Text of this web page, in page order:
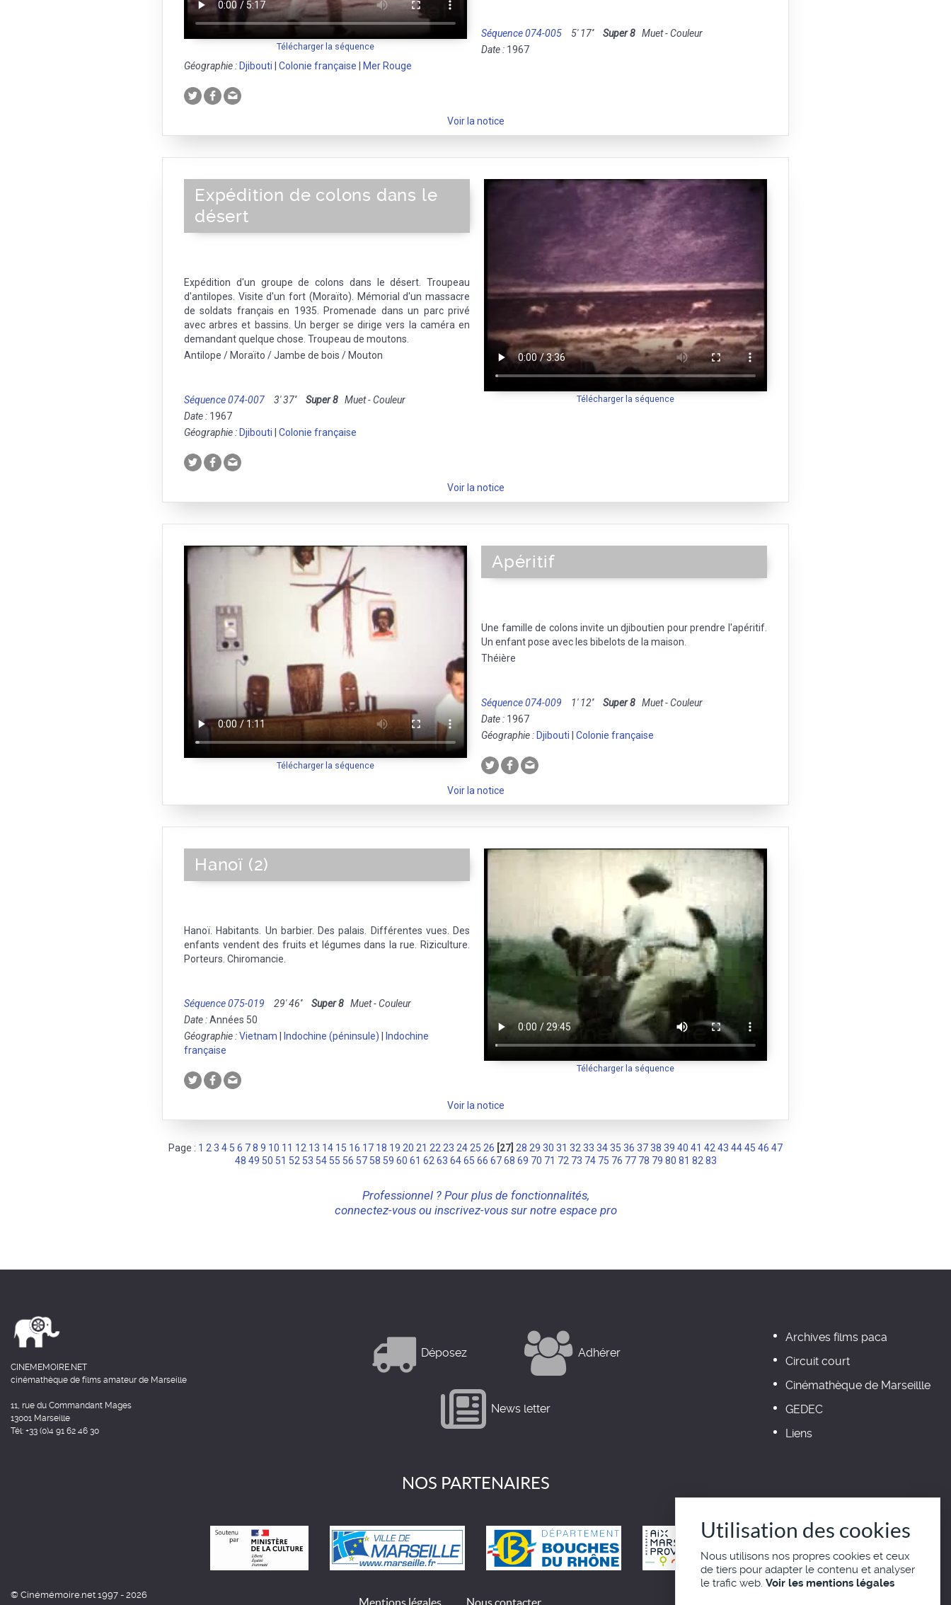
Télécharger la séquence
Séquence 074-005 5' 17'' Super 8 Muet - Couleur
Date : 1967
Géographie : Djibouti Colonie française Mer Rouge
Voir la notice
Télécharger la séquence
Expédition de colons dans le
désert
Expédition d'un groupe de colons dans le désert. Troupeau
d'antilopes. Visite d'un fort (Moraïto). Mémorial d'un massacre
de soldats français en 1935. Promenade dans un parc privé
avec arbres et bassins. Un berger se dirige vers la caméra en
demandant quelque chose. Troupeau de moutons.
Antilope / Moraïto / Jambe de bois / Mouton
Séquence 074-007 3' 37'' Super 8 Muet - Couleur
Date : 1967
Géographie : Djibouti Colonie française
Voir la notice
Télécharger la séquence
Apéritif
Une famille de colons invite un djiboutien pour prendre l'apéritif.
Un enfant pose avec les bibelots de la maison.
Théière
Séquence 074-009 1' 12'' Super 8 Muet - Couleur
Date : 1967
Géographie : Djibouti Colonie française
Voir la notice
Télécharger la séquence
Hanoï (2)
Hanoï. Habitants. Un barbier. Des palais. Différentes vues. Des
enfants vendent des fruits et légumes dans la rue. Riziculture.
Porteurs. Chiromancie.
Séquence 075-019 29' 46'' Super 8 Muet - Couleur
Date :Années 50
Géographie :Vietnam Indochine (péninsule)
Indochine
française
Voir la notice
Page : 1 2 3 4 5 6 78 9 10 11 12 13 14 15 16 17 18 19 20 21 22 23 24 25 26 [27] 28 29 30 31 32 33 3435 36 3738 39 40 41 42 43 4445 46 47
48 49 50 51 52 53 54 55 56 57 58 59 60 61 62 63 64 65 66 67 68 69 70 71 72 73 74 75 76 77 78 79 80 81 82 83
Professionnel ? Pour plus de fonctionnalités,
connectez-vous ou inscrivez-vous sur notre espace pro
CINEMEMOIRE.NET
cinémathèque de films amateur de Marseille
11, rue du Commandant Mages
13001 Marseille
Tél: +33 (0)4 91 62 46 30
Déposez Adhérer
News letter
Archives films paca
Circuit court
Cinémathèque de Marseillle
GEDEC
Liens
NOS PARTENAIRES
© Cinémémoire.net 1997 - 2026
Mentions légales Nous contacter
Utilisation des cookies
Nous utilisons nos propres cookies et ceux
de tiers pour adapter le contenu et analyser
le trafic web. Voir les mentions légales